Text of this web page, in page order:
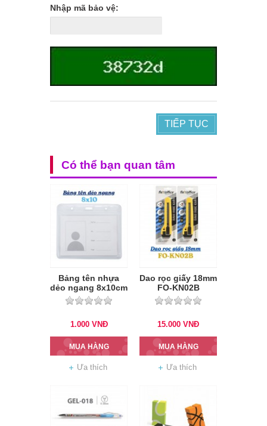
Nhập mã bảo vệ:
TIẾP TỤC
Có thể bạn quan tâm
Bảng tên nhựa
dẻo ngang 8x10cm
1.000 VNĐ
MUA HÀNG
Ưa thích
Dao rọc giấy 18mm
FO-KN02B
15.000 VNĐ
MUA HÀNG
Ưa thích